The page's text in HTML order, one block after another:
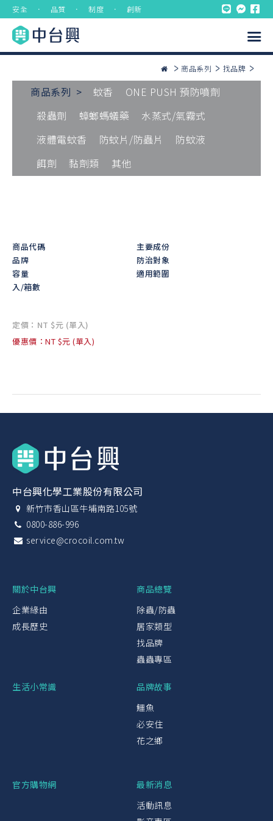
安全 ． 品質 ． 制度 ． 創新
商品系列 找品牌
商品系列 > 蚊香
ONE PUSH 預防噴劑
殺蟲劑
蟑螂螞蟻藥
水蒸式/氣霧式
液體電蚊香
防蚊片/防蟲片
防蚊液
餌劑
黏劑類 其他
商品代碼
品牌
容量
入/箱數
主要成份
防治對象
適用範圍
定價：NT $元 (單入)
優惠價：NT $元 (單入)
中台興化學工業股份有限公司
新竹市香山區牛埔南路105號
0800-886-996
service@crocoil.com.tw
關於中台興
企業緣由
成長歷史
商品總覽
除蟲/防蟲
居家類型
找品牌
蟲蟲專區
生活小常識
品牌故事
鱷魚
必安住
花之鄉
官方購物網
最新消息
活動訊息